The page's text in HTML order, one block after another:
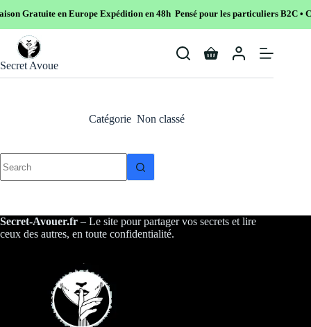
Gratuite en EuropeExpédition en 48h Pensé pour les particuliers B2C •
content
Secret Avoue
Shopping
Catégorie Non classé
results
Secret-Avouer.fr – Le site pour partager vos secrets et lire
ceux des autres, en toute confidentialité.